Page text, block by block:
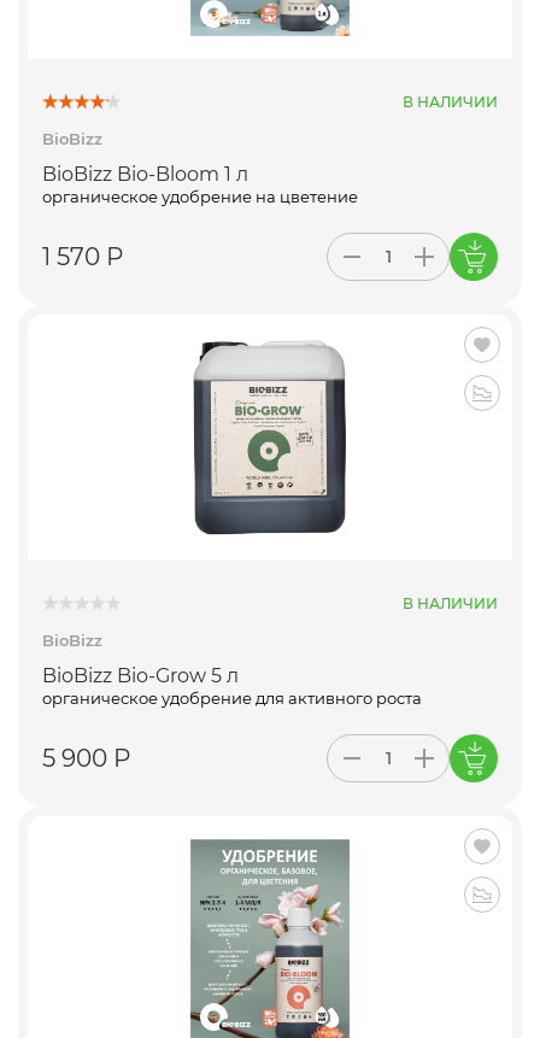
В НАЛИЧИИ
BioBizz
BioBizz Bio-Bloom 1 л
органическое удобрение на цветение
1 570 Р
В НАЛИЧИИ
BioBizz
BioBizz Bio-Grow 5 л
органическое удобрение для активного роста
5 900 Р